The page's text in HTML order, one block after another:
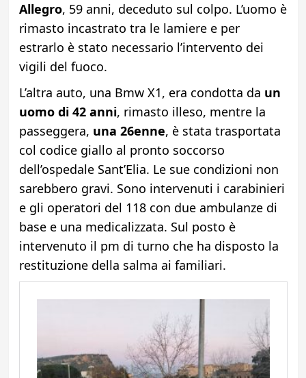
Allegro, 59 anni, deceduto sul colpo. L’uomo è
rimasto incastrato tra le lamiere e per
estrarlo è stato necessario l’intervento dei
vigili del fuoco.
L’altra auto, una Bmw X1, era condotta da un
uomo di 42 anni, rimasto illeso, mentre la
passeggera, una 26enne, è stata trasportata
col codice giallo al pronto soccorso
dell’ospedale Sant’Elia. Le sue condizioni non
sarebbero gravi. Sono intervenuti i carabinieri
e gli operatori del 118 con due ambulanze di
base e una medicalizzata. Sul posto è
intervenuto il pm di turno che ha disposto la
restituzione della salma ai familiari.